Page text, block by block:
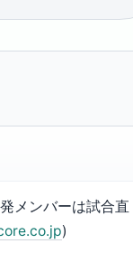
メンバーは試合直
)